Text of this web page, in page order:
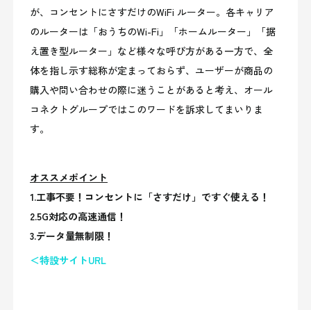
が、コンセントにさすだけのWiFi ルーター。各キャリア
のルーターは「おうちのWi-Fi」「ホームルーター」「据
え置き型ルーター」など様々な呼び方がある一方で、全
体を指し示す総称が定まっておらず、ユーザーが商品の
購入や問い合わせの際に迷うことがあると考え、オール
コネクトグループではこのワードを訴求してまいりま
す。
オススメポイント
1.工事不要！コンセントに「さすだけ」ですぐ使える！
2.5G対応の高速通信！
3.データ量無制限！
＜特設サイトURL